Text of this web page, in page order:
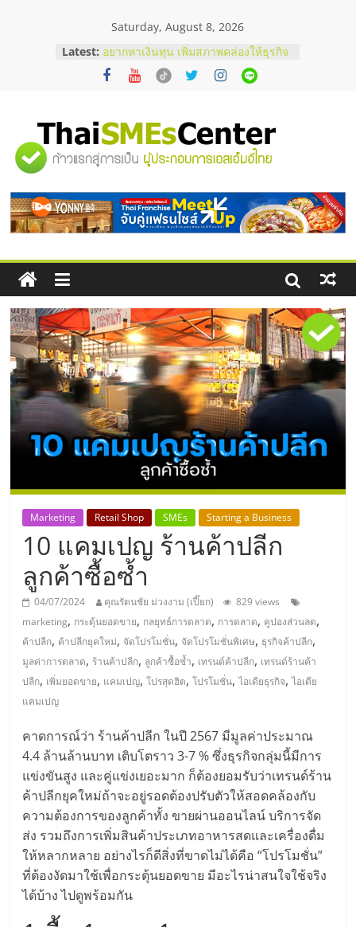
Saturday, August 8, 2026
Latest: บริษัท Cybersecurity ในไทยที่ไหนดี?
วิธีเลือกผู้ให้บริการให้คุ้มค่าและตอบ
โจทย์ธุรกิจ
สัมมนาออนไลน์ โอกาสบริหารสถานี
บริการน้ำมัน Shell
สัมมนาลงทุน แฟรนไชส์ยอนนี่
ไชส์ ครั้งที่ 8
ร้านเครื่องเสียงคุณภาพสูง พร้อม
โซลูชันระบบภาพและเสียง
"ศูนย์
รวม
ข้อมูล
ธุรกิจ
SME
แห่ง
ประเทศไทย,
ThaiSMEsCenter,
รวม
ธุรกิจ
เอ
ส
เอ็
มอี
ไทย,
SMEs,
แฟ
รน
Marketing Retail Shop SMEs Starting a Business
10 แคมเปญ ร้านค้าปลีก
ลูกค้าซื้อซ้ำ
04/07/2024 คุณรัตนชัย ม่วงงาม (เปี๊ยก)
829 views
marketing, กระตุ้นยอดขาย, กลยุทธ์การตลาด, การตลาด, คูปองส่วนลด,
ค้าปลีก, ค้าปลีกยุคใหม่, จัดโปรโมชั่น, จัดโปรโมชั่นพิเศษ, ธุรกิจค้าปลีก,
มูลค่าการตลาด, ร้านค้าปลีก, ลูกค้าซื้อซ้ำ, เทรนด์ค้าปลีก, เทรนด์ร้านค้า
ปลีก, เพิ่มยอดขาย, แคมเปญ,โปรสุดฮิต,โปรโมชั่น,ไอเดียธุรกิจ,ไอเดีย
แคมเปญ
คาดการณ์ว่า ร้านค้าปลีก ในปี 2567 มีมูลค่าประมาณ
4.4 ล้านล้านบาท เติบโตราว 3-7 % ซึ่งธุรกิจกลุ่มนี้มีการ
แข่งขันสูง และคู่แข่งเยอะมาก ก็ต้องยอมรับว่าเทรนด์ร้าน
ค้าปลีกยุคใหม่ถ้าจะอยู่รอดต้องปรับตัวให้สอดคล้องกับ
ความต้องการของลูกค้าทั้ง ขายผ่านออนไลน์ บริการจัด
ส่ง รวมถึงการเพิ่มสินค้าประเภทอาหารสดและเครื่องดื่ม
ให้หลากหลาย อย่างไรก็ดีสิ่งที่ขาดไม่ได้คือ “โปรโมชั่น”
ที่ต้องงัดมาใช้เพื่อกระตุ้นยอดขาย มีอะไรน่าสนใจใช้จริง
ได้บ้าง ไปดูพร้อมกัน